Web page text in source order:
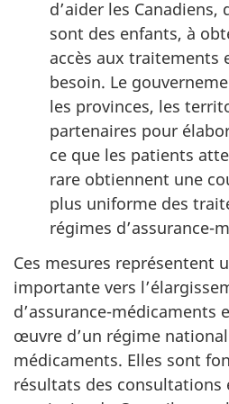
d’aider les
sont des enfants, à
accès aux traitements
besoin. Le
les provinces, les
partenaires pour
ce que les patients
rare obtiennent une
plus uniforme des
régimes d’assurance-
Ces mesures représentent
importante vers
d’assurance-médicaments
œuvre d’un régime national
médicaments. Elles sont
résultats des consultations